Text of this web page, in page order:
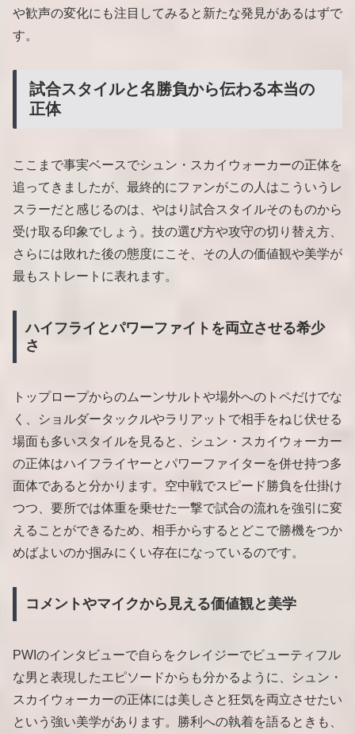
や歓声の変化にも注目してみると新たな発見があるはずで
す。
試合スタイルと名勝負から伝わる本当の
正体
ここまで事実ベースでシュン・スカイウォーカーの正体を
追ってきましたが、最終的にファンがこの人はこういうレ
スラーだと感じるのは、やはり試合スタイルそのものから
受け取る印象でしょう。技の選び方や攻守の切り替え方、
さらには敗れた後の態度にこそ、その人の価値観や美学が
最もストレートに表れます。
ハイフライとパワーファイトを両立させる希少
さ
トップロープからのムーンサルトや場外へのトペだけでな
く、ショルダータックルやラリアットで相手をねじ伏せる
場面も多いスタイルを見ると、シュン・スカイウォーカー
の正体はハイフライヤーとパワーファイターを併せ持つ多
面体であると分かります。空中戦でスピード勝負を仕掛け
つつ、要所では体重を乗せた一撃で試合の流れを強引に変
えることができるため、相手からするとどこで勝機をつか
めばよいのか掴みにくい存在になっているのです。
コメントやマイクから見える価値観と美学
PWIのインタビューで自らをクレイジーでビューティフル
な男と表現したエピソードからも分かるように、シュン・
スカイウォーカーの正体には美しさと狂気を両立させたい
という強い美学があります。勝利への執着を語るときも、